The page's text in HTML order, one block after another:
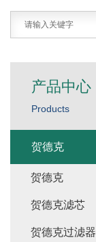
产品中心
Products
贺德克
贺德克
贺德克滤芯
贺德克过滤器